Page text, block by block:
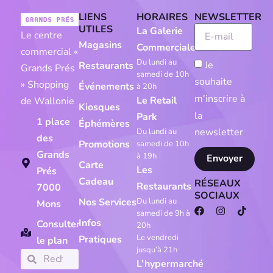
Le centre
commercial «
Grands Prés
» Shopping
de Wallonie
1 place
des
Grands
Prés
7000
Mons
Consulter
le plan
LIENS
UTILES
Magasins
Restaurants
Événements
Kiosques
Éphémères
Promotions
Carte
Cadeau
Nos Services
Infos
Pratiques
HORAIRES
La Galerie
Commerciale
Du lundi au
samedi de 10h
à 20h
Le Retail
Park
Du lundi au
samedi de 10h
à 19h
Les
Restaurants
Du lundi au
samedi de 9h à
20h
Le vendredi
jusqu’à 21h
L’hypermarché
NEWSLETTER
Je
souhaite
m'inscrire à
la
newsletter
Envoyer
RÉSEAUX
SOCIAUX